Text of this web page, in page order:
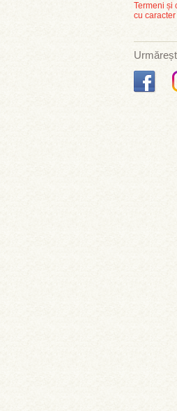
Termeni și
cu caracter